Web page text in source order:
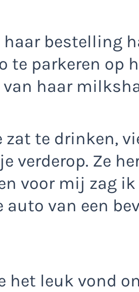
haar bestelling
te parkeren op
haar
zat te drinken,
verderop. Ze
voor mij zag
auto van een
het leuk vond